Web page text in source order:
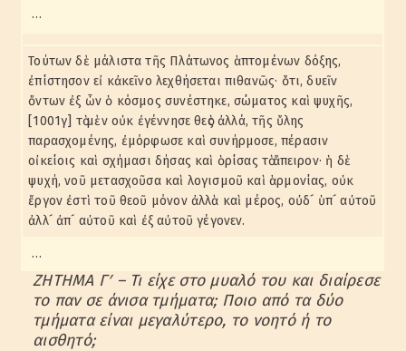
…
Τούτων δὲ μάλιστα τῆς Πλάτωνος ἁπτομένων δόξης,
ἐπίστησον εἰ κἀκεῖνο λεχθήσεται πιθανῶς· ὅτι, δυεῖν
ὄντων ἐξ ὧν ὁ κόσμος συνέστηκε, σώματος καὶ ψυχῆς,
[1001γ] τὸ μὲν οὐκ ἐγέννησε θεὸς ἀλλά, τῆς ὕλης
παρασχομένης, ἐμόρφωσε καὶ συνήρμοσε, πέρασιν
οἰκείοις καὶ σχήμασι δήσας καὶ ὁρίσας τὸ ἄπειρον· ἡ δὲ
ψυχή, νοῦ μετασχοῦσα καὶ λογισμοῦ καὶ ἁρμονίας, οὐκ
ἔργον ἐστὶ τοῦ θεοῦ μόνον ἀλλὰ καὶ μέρος, οὐδ´ ὑπ´ αὐτοῦ
ἀλλ´ ἀπ´ αὐτοῦ καὶ ἐξ αὐτοῦ γέγονεν.
…
ΖΗΤΗΜΑ Γʹ – Τι είχε στο μυαλό του και διαίρεσε
το παν σε άνισα τμήματα; Ποιο από τα δύο
τμήματα είναι μεγαλύτερο, το νοητό ή το
αισθητό;